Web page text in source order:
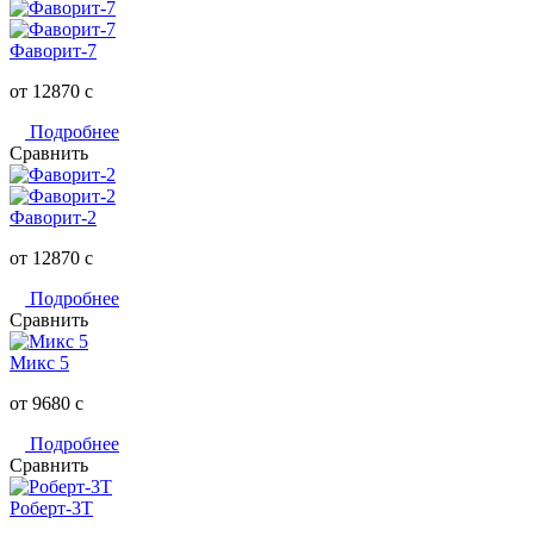
Фаворит-7
от 12870 c
Подробнее
Сравнить
Фаворит-2
от 12870 c
Подробнее
Сравнить
Микс 5
от 9680 c
Подробнее
Сравнить
Роберт-3Т